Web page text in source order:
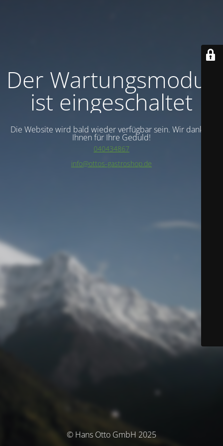
Der Wartungsmodus
ist eingeschaltet
Die Website wird bald wieder verfügbar sein. Wir danken
Ihnen für Ihre Geduld!
040434867
info@ottos-gastroshop.de
© Hans Otto GmbH 2025